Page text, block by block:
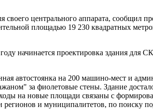
центрального аппарата, сообщил
площадью 19 230 квадратных
проектировка здания для
автостоянка на 200 машино-мест и
за фиолетовые стены. Здание
на новые площади связаны с
и муниципалитетов, по поиску